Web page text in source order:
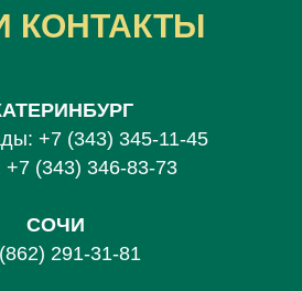
КОНТАКТЫ
+7 (343) 345-11-45
+7 (343) 346-83-73
СОЧИ
291-31-81